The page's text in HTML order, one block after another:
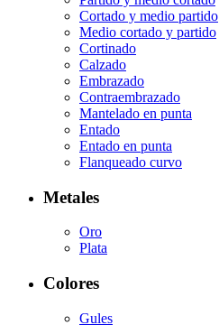
Cortado y medio partido
Medio cortado y partido
Cortinado
Calzado
Embrazado
Contraembrazado
Mantelado en punta
Entado
Entado en punta
Flanqueado curvo
Metales
Oro
Plata
Colores
Gules